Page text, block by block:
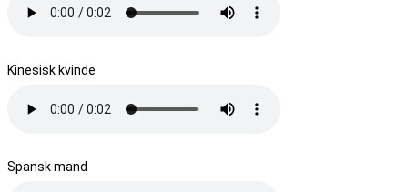
Kinesisk kvinde
Spansk mand